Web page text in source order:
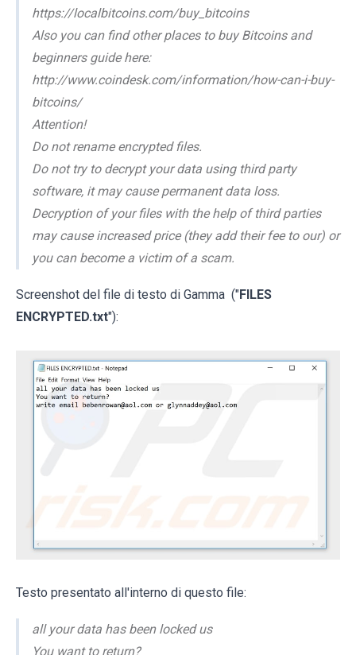
https://localbitcoins.com/buy_bitcoins
Also you can find other places to buy Bitcoins and
beginners guide here:
http://www.coindesk.com/information/how-can-i-buy-
bitcoins/
Attention!
Do not rename encrypted files.
Do not try to decrypt your data using third party
software, it may cause permanent data loss.
Decryption of your files with the help of third parties
may cause increased price (they add their fee to our) or
you can become a victim of a scam.
Screenshot del file di testo di Gamma ("FILES
ENCRYPTED.txt"):
Testo presentato all'interno di questo file:
all your data has been locked us
You want to return?